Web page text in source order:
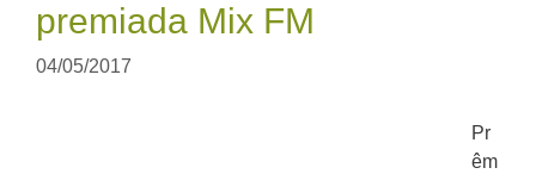
premiada Mix FM
04/05/2017
Pr
êm